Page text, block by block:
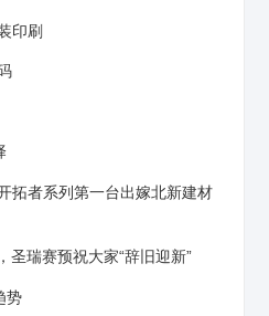
印刷
拓者系列第一台出嫁北新建材
圣瑞赛预祝大家“辞旧迎新”
势